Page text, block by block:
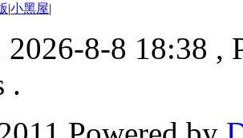
|小黑屋|
8-8 18:38 ,
.